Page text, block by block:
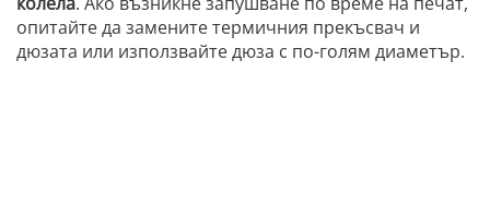
опитайте да замените термичния прекъсвач и
дюзата или използвайте дюза с по-голям диаметър.